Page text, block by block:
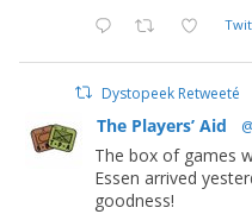
Dystopeek Retweeté
The Players’ Aid
The box of games
Essen arrived
goodness!